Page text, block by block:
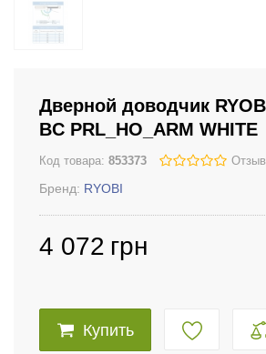
Дверной доводчик
BC PRL_HO_ARM WHITE
Код товара: 853373
Бренд: RYOBI
4 072 грн
Купить